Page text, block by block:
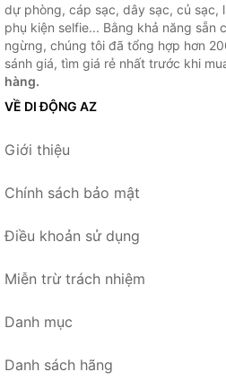
dự phòng, cáp sạc, dây sạc, củ sạc,
phụ kiện selfie... Bằng khả năng sẵn
ngừng, chúng tôi đã tổng hợp hơn
sánh giá, tìm giá rẻ nhất trước khi
hàng.
VỀ DI ĐỘNG AZ
Giới thiệu
Chính sách bảo mật
Điều khoản sử dụng
Miễn trừ trách nhiệm
Danh mục
Danh sách hãng